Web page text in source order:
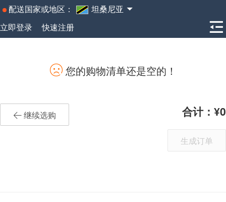
配送国家或地区：
坦桑尼亚
立即登录
快速注册
您的购物清单还是空的！
继续选购 合计： 0
生成订单